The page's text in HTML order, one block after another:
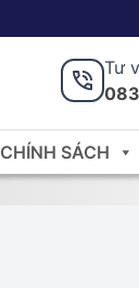
Tư
CHÍNH SÁCH